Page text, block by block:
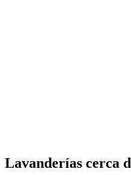
Lavanderías cerca